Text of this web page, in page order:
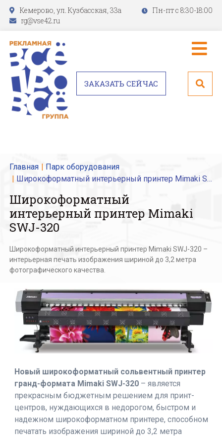
Кемерово, ул. Кузбасская, 33а
Пн-пт с 8:30-18:00
rg@vse42.ru
ЗАКАЗАТЬ СЕЙЧАС
Главная
Парк оборудования
Широкоформатный интерьерный принтер Mimaki SWJ-320
Широкоформатный
интерьерный принтер Mimaki
SWJ-320
Широкоформатный интерьерный принтер Mimaki SWJ-320 –
интерьерная печать изображения шириной до 3,2 метра
фотографического качества.
Новый широкоформатный сольвентный принтер
гранд-формата Mimaki SWJ-320 – является
прекрасным бюджетным решением для принт-
центров, нуждающихся в недорогом, быстром и
надежном широкоформатном принтере, способном
печатать изображения шириной до 3,2 метра